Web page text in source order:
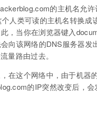
的主机名允
人类可读的主机名转换
，当你在浏览器键入
向该网络的DNS服务器
量路由过去。
在这个网络中，由于机器
的IP突然改变后，